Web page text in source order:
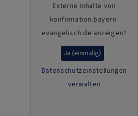
Externe Inhalte von
konfirmation.bayern-
evangelisch.de anzeigen?
Ja (einmalig)
Datenschutzeinstellungen
verwalten